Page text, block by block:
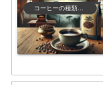
コーヒーの種類と特徴